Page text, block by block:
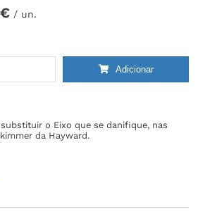
/ un.
Adicionar
o Eixo que se danifique, nas
da Hayward.